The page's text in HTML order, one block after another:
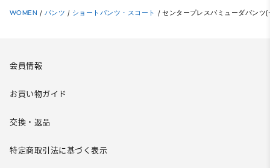
WOMEN / パンツ / ショートパンツ・スコート / センタープレスバミューダパンツ
会員情報
お買い物ガイド
交換・返品
特定商取引法に基づく表示